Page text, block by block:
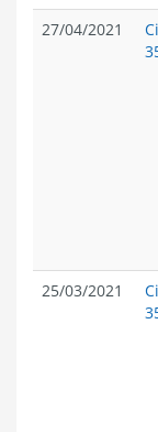
27/04/2021
25/03/2021